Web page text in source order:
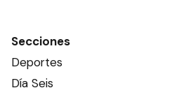
Secciones
Deportes
Día Seis